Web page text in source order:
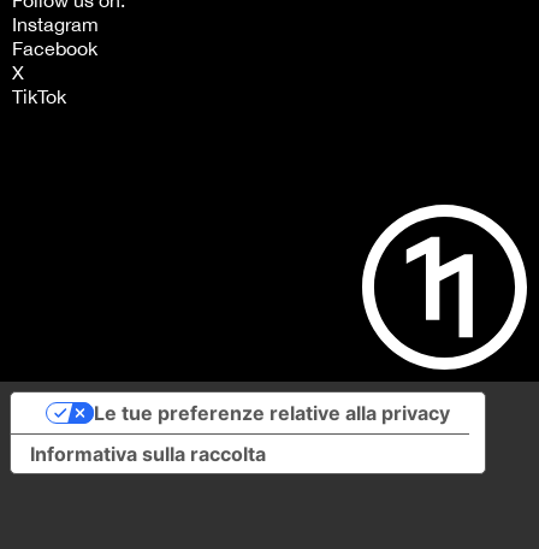
Instagram
Facebook
X
TikTok
Informativa sulla raccolta
Le tue preferenze relative alla privacy